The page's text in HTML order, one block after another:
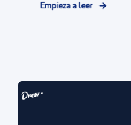
Empieza a leer